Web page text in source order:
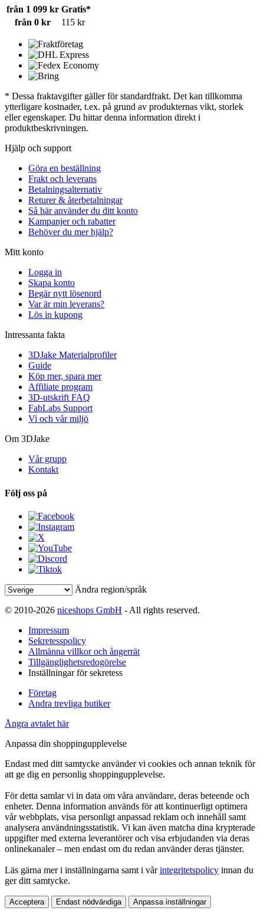
från 1 099 kr Gratis*
från 0 kr
115 kr
* Dessa fraktavgifter gäller för standardfrakt. Det kan tillkomma
ytterligare kostnader, t.ex. på grund av produkternas vikt, storlek
eller egenskaper. Du hittar denna information direkt i
produktbeskrivningen.
Hjälp och support
Göra en beställning
Frakt och leverans
Betalningsalternativ
Returer & återbetalningar
Så här använder du ditt konto
Kampanjer och rabatter
Behöver du mer hjälp?
Mitt konto
Logga in
Skapa konto
Begär nytt lösenord
Var är min leverans?
Lös in kupong
Intressanta fakta
3DJake Materialprofiler
Guide
Köp mer, spara mer
Affiliate program
3D-utskrift FAQ
FabLabs Support
Vi och vår miljö
Om 3DJake
Vår grupp
Kontakt
Följ oss på
Ändra region/språk
© 2010-2026 niceshops GmbH - All rights reserved.
Impressum
Sekretesspolicy
Allmänna villkor och ångerrät
Tillgänglighetsredogörelse
Inställningar för sekretess
Företag
Andra trevliga butiker
Ångra avtalet här
Anpassa din shoppingupplevelse
Endast med ditt samtycke använder vi cookies och annan teknik för
att ge dig en personlig shoppingupplevelse.
För detta samlar vi in data om våra användare, deras beteende och
enheter. Denna information används för att kontinuerligt optimera
vår webbplats, visa personligt anpassad reklam och innehåll samt
analysera användningsstatistik. Vi kan även matcha dina krypterade
uppgifter med externa leverantörer och visa erbjudanden via deras
onlinekanaler – men endast om du redan använder deras tjänster.
Läs gärna mer i inställningarna samt i vårintegritetspolicy innan du
ger ditt samtycke.
Acceptera Endast nödvändiga Anpassa inställningar